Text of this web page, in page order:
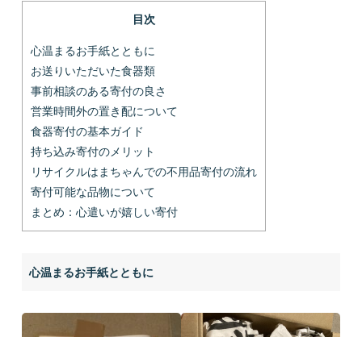
目次
心温まるお手紙とともに
お送りいただいた食器類
事前相談のある寄付の良さ
営業時間外の置き配について
食器寄付の基本ガイド
持ち込み寄付のメリット
リサイクルはまちゃんでの不用品寄付の流れ
寄付可能な品物について
まとめ：心遣いが嬉しい寄付
心温まるお手紙とともに